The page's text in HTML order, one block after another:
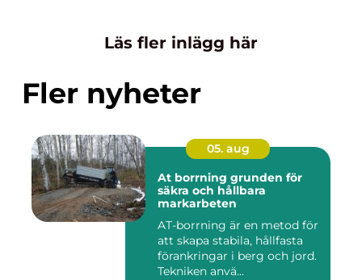
Läs fler inlägg här
Fler nyheter
05. aug
At borrning grunden för
säkra och hållbara
markarbeten
AT-borrning är en metod för
att skapa stabila, hållfasta
förankringar i berg och jord.
Tekniken anvä...